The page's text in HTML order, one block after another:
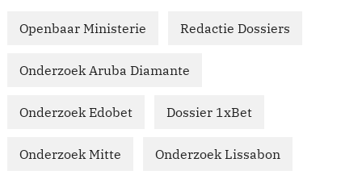
Openbaar Ministerie Redactie Dossiers
Onderzoek Aruba Diamante
Onderzoek Edobet Dossier 1xBet
Onderzoek Mitte Onderzoek Lissabon